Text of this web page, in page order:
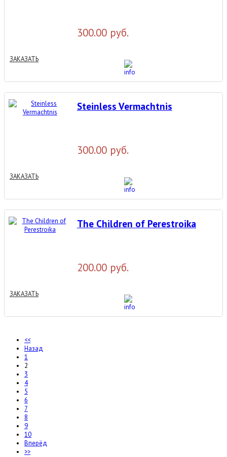
300.00 руб.
ЗАКАЗАТЬ
Steinless Vermachtnis
300.00 руб.
ЗАКАЗАТЬ
The Children of Perestroika
200.00 руб.
ЗАКАЗАТЬ
<<
Назад
1
2
3
4
5
6
7
8
9
10
Вперёд
>>